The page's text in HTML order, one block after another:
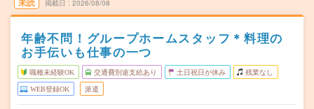
掲載日 2026/08/08
年齢不問！グループホームスタッフ＊料理の
お手伝いも仕事の一つ
職種未経験OK 交通費別途支給あり 土日祝日が休み 残業なし
WEB登録OK 派遣